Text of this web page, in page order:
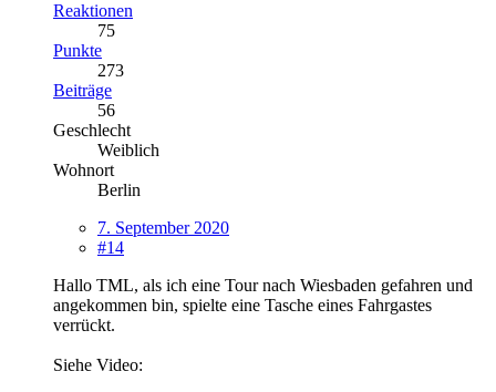
Reaktionen
75
Punkte
273
Beiträge
56
Geschlecht
Weiblich
Wohnort
Berlin
7. September 2020
#14
Hallo TML, als ich eine Tour nach Wiesbaden gefahren und
angekommen bin, spielte eine Tasche eines Fahrgastes
verrückt.
Siehe Video: